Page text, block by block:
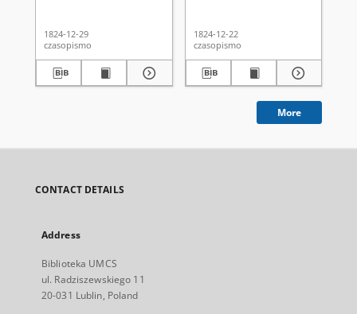
1824-12-29
czasopismo
1824-12-22
czasopismo
More
CONTACT DETAILS
Address
Biblioteka UMCS
ul. Radziszewskiego 11
20-031 Lublin, Poland